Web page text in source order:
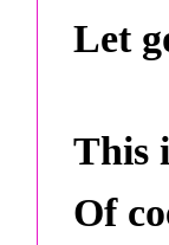
Let
This
Of